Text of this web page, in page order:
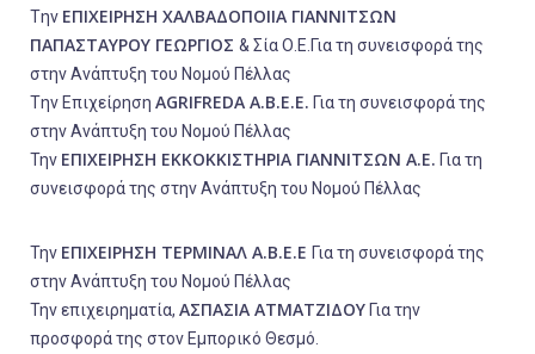
Tην ΕΠΙΧΕΙΡΗΣΗ ΧΑΛΒΑΔΟΠΟΙΙΑ ΓΙΑΝΝΙΤΣΩΝ
ΠΑΠΑΣΤΑΥΡΟΥ ΓΕΩΡΓΙΟΣ & Σία Ο.Ε.Για τη συνεισφορά της
στην Ανάπτυξη του Νομού Πέλλας
Tην Επιχείρηση AGRIFREDA A.B.E.E. Για τη συνεισφορά της
στην Ανάπτυξη του Νομού Πέλλας
Την ΕΠΙΧΕΙΡΗΣΗ ΕΚΚΟΚΚΙΣΤΗΡΙΑ ΓΙΑΝΝΙΤΣΩΝ Α.Ε. Για τη
συνεισφορά της στην Ανάπτυξη του Νομού Πέλλας
Την ΕΠΙΧΕΙΡΗΣΗ ΤΕΡΜΙΝΑΛ Α.Β.Ε.Ε Για τη συνεισφορά της
στην Ανάπτυξη του Νομού Πέλλας
Την επιχειρηματία, ΑΣΠΑΣΙΑ ΑΤΜΑΤΖΙΔΟΥ Για την
προσφορά της στον Εμπορικό Θεσμό.